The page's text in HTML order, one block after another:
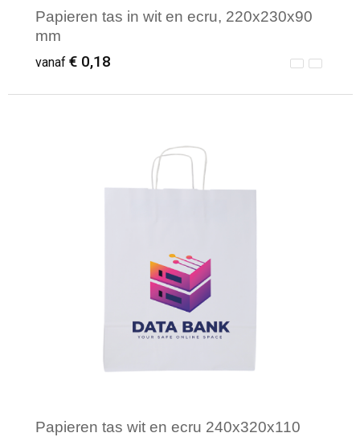
Papieren tas in wit en ecru, 220x230x90
mm
vanaf € 0,18
Minimale afname: 100
Papieren tas wit en ecru 240x320x110